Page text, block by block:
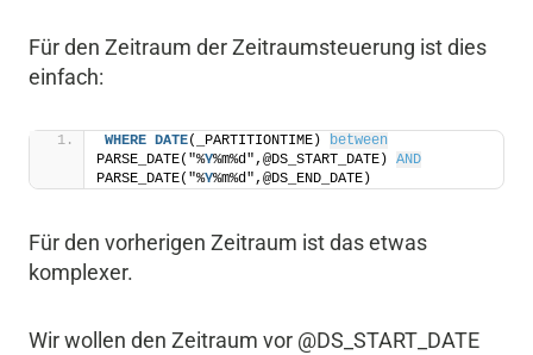
Für den Zeitraum der Zeitraumsteuerung ist dies
einfach:
WHERE DATE(_PARTITIONTIME)
between
PARSE_DATE("%Y%m%d",@DS_START_DATE) AND
PARSE_DATE("%Y%m%d",@DS_END_DATE)
Für den vorherigen Zeitraum ist das etwas
komplexer.
Wir wollen den Zeitraum vor @DS_START_DATE